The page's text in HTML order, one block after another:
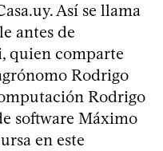
Así se llama
antes de
quien comparte
Rodrigo
Rodrigo
software Máximo
en este